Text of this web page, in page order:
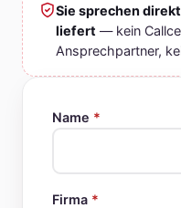
Sie sprechen
liefert — kein
Ansprechpartner,
Name *
Firma *